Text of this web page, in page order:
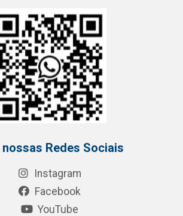
nossas Redes Sociais
Instagram
Facebook
YouTube